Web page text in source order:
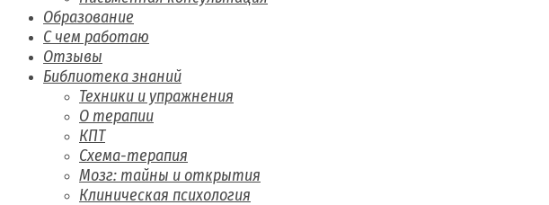
Образование
С чем работаю
Отзывы
Библиотека знаний
Техники и упражнения
О терапии
КПТ
Схема-терапия
Мозг: тайны и открытия
Клиническая психология